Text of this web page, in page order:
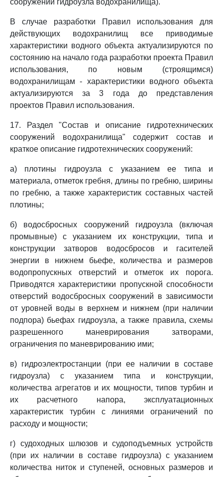
сооружений гидроузла водохранилища).
В случае разработки Правил использования для
действующих водохранилищ все приводимые
характеристики водного объекта актуализируются по
состоянию на начало года разработки проекта Правил
использования, по новым (строящимся)
водохранилищам - характеристики водного объекта
актуализируются за 3 года до представления
проектов Правил использования.
17. Раздел "Состав и описание гидротехнических
сооружений водохранилища" содержит состав и
краткое описание гидротехнических сооружений:
а) плотины гидроузла с указанием ее типа и
материала, отметок гребня, длины по гребню, ширины
по гребню, а также характеристик составных частей
плотины;
б) водосбросных сооружений гидроузла (включая
промывные) с указанием их конструкции, типа и
конструкции затворов водосбросов и гасителей
энергии в нижнем бьефе, количества и размеров
водопропускных отверстий и отметок их порога.
Приводятся характеристики пропускной способности
отверстий водосбросных сооружений в зависимости
от уровней воды в верхнем и нижнем (при наличии
подпора) бьефах гидроузла, а также правила, схемы
разрешенного маневрирования затворами,
ограничения по маневрированию ими;
в) гидроэлектростанции (при ее наличии в составе
гидроузла) с указанием типа и конструкции,
количества агрегатов и их мощности, типов турбин и
их расчетного напора, эксплуатационных
характеристик турбин с линиями ограничений по
расходу и мощности;
г) судоходных шлюзов и судоподъемных устройств
(при их наличии в составе гидроузла) с указанием
количества ниток и ступеней, основных размеров и